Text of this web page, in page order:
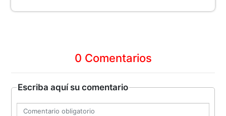
0 Comentarios
Escriba aquí su comentario